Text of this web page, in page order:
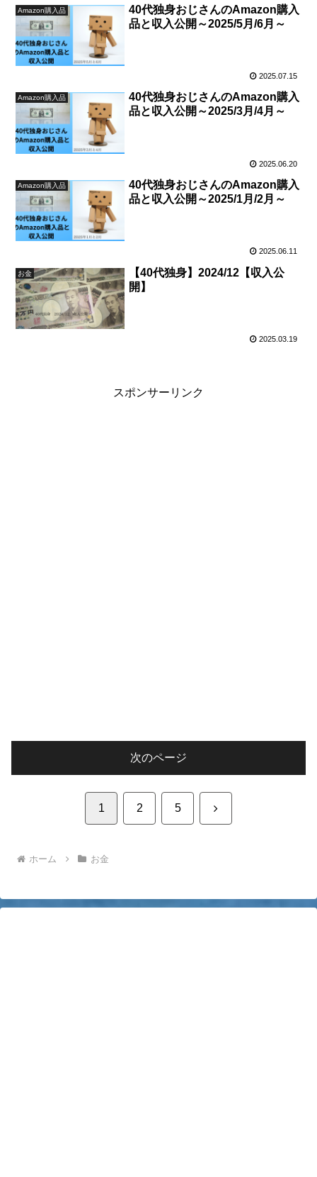
Amazon購入品
40代独身おじさんのAmazon購入
品と収入公開～2025/5月/6月～
2025.07.15
Amazon購入品
40代独身おじさんのAmazon購入
品と収入公開～2025/3月/4月～
2025.06.20
Amazon購入品
40代独身おじさんのAmazon購入
品と収入公開～2025/1月/2月～
2025.06.11
お金
【40代独身】2024/12【収入公
開】
2025.03.19
スポンサーリンク
次のページ
1 2 5 次
ホーム お金